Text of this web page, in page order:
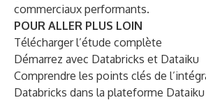
commerciaux performants.
POUR ALLER PLUS LOIN
Téléchargerl’étude complète
Démarrez avec Databricks et Dataiku
Comprendre les points clés de
Databricks dans la plateforme Dataiku